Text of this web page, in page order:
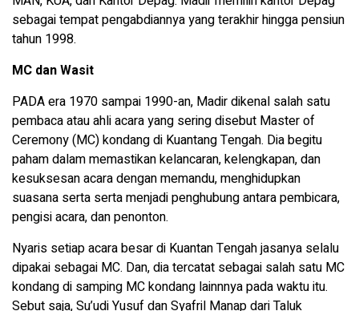
sebagai tempat pengabdiannya yang terakhir hingga pensiun
tahun 1998.
MC dan Wasit
PADA era 1970 sampai 1990-an, Madir dikenal salah satu
pembaca atau ahli acara yang sering disebut Master of
Ceremony (MC) kondang di Kuantang Tengah. Dia begitu
paham dalam memastikan kelancaran, kelengkapan, dan
kesuksesan acara dengan memandu, menghidupkan
suasana serta serta menjadi penghubung antara pembicara,
pengisi acara, dan penonton.
Nyaris setiap acara besar di Kuantan Tengah jasanya selalu
dipakai sebagai MC. Dan, dia tercatat sebagai salah satu MC
kondang di samping MC kondang lainnnya pada waktu itu.
Sebut saja, Su’udi Yusuf dan Syafril Manap dari Taluk